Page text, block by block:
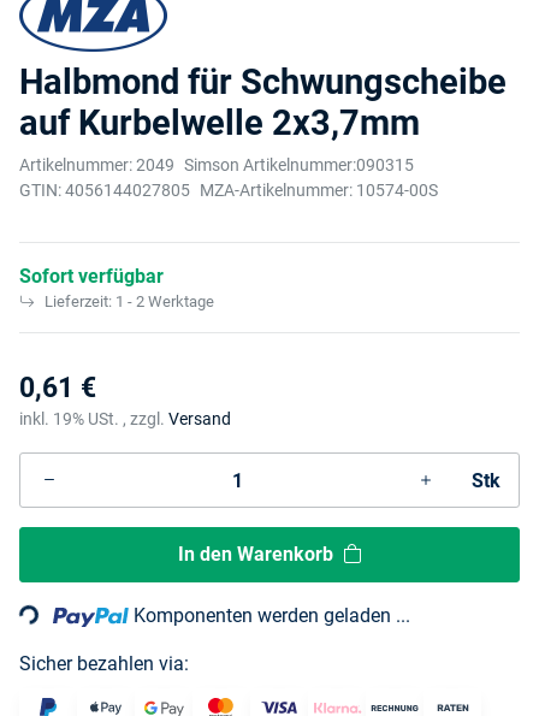
Halbmond für Schwungscheibe
auf Kurbelwelle 2x3,7mm
Artikelnummer:2049 Simson Artikelnummer:090315
GTIN:4056144027805 MZA-Artikelnummer: 10574-00S
Sofort verfügbar
Lieferzeit: 1 - 2 Werktage
0,61 €
inkl. 19% USt. , zzgl. Versand
Stk
In den Warenkorb
Loading... Komponenten werden geladen ...
Sicher bezahlen via: